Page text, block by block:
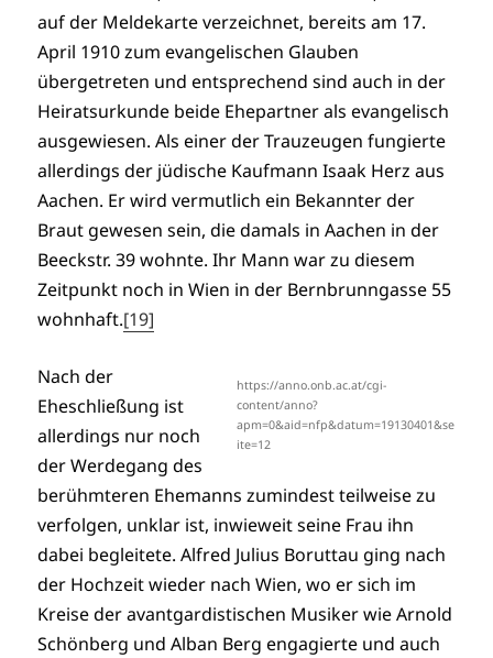
auf der Meldekarte verzeichnet, bereits am 17.
April 1910 zum evangelischen Glauben
übergetreten und entsprechend sind auch in der
Heiratsurkunde beide Ehepartner als evangelisch
ausgewiesen. Als einer der Trauzeugen fungierte
allerdings der jüdische Kaufmann Isaak Herz aus
Aachen. Er wird vermutlich ein Bekannter der
Braut gewesen sein, die damals in Aachen in der
Beeckstr. 39 wohnte. Ihr Mann war zu diesem
Zeitpunkt noch in Wien in der Bernbrunngasse 55
wohnhaft.[19]
https://anno.onb.ac.at/cgi-
content/anno?
apm=0&aid=nfp&datum=19130401&se
ite=12
Nach der
Eheschließung ist
allerdings nur noch
der Werdegang des
berühmteren Ehemanns zumindest teilweise zu
verfolgen, unklar ist, inwieweit seine Frau ihn
dabei begleitete. Alfred Julius Boruttau ging nach
der Hochzeit wieder nach Wien, wo er sich im
Kreise der avantgardistischen Musiker wie Arnold
Schönberg und Alban Berg engagierte und auch